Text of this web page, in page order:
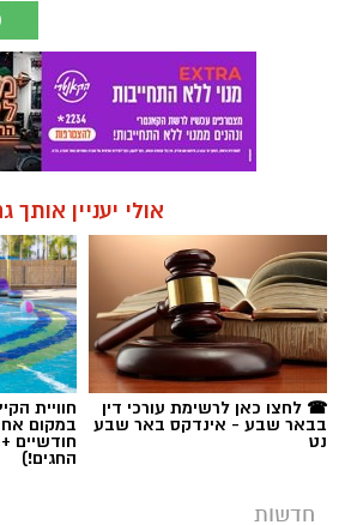
אולי יעניין אותך
☎ לחצו כאן לרשימת עורכי דין
בבאר שבע - אינדקס באר שבע
נט
חוויית
במקום
חודשיים
החגים!)
חדשות